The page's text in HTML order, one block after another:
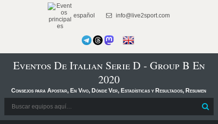
español info@live2sport.com
Eventos De Italian Serie D - Group B En
2020
Consejos para Apostar, En Vivo, Dónde Ver, Estadísticas y Resultados, Resumen